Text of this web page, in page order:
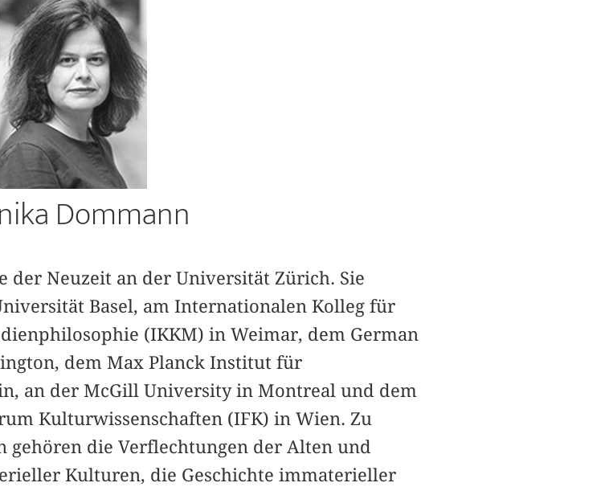
Dommann
der Neuzeit an der Universität Zürich. Sie
Basel, am Internationalen Kolleg für
(IKKM) in Weimar, dem German
dem Max Planck Institut für
an der McGill University in Montreal und dem
Kulturwissenschaften (IFK) in Wien. Zu
gehören die Verflechtungen der Alten und
Kulturen, die Geschichte immaterieller